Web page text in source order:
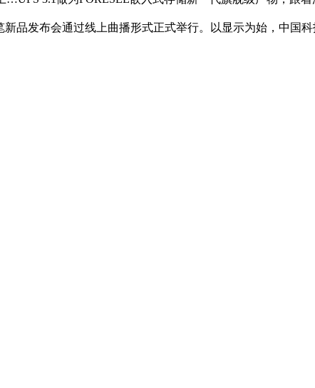
品发布会通过线上曲播形式正式举行。以显示为始，中国